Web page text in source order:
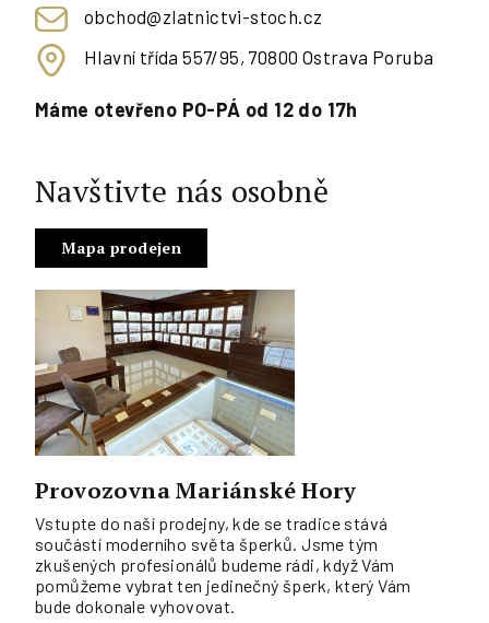
obchod@zlatnictvi-stoch.cz
Hlavní třída 557/95, 70800 Ostrava Poruba
Máme otevřeno PO-PÁ od 12 do 17h
Navštivte nás osobně
Mapa prodejen
Provozovna Mariánské Hory
Vstupte do naší prodejny, kde se tradice stává
součástí moderního světa šperků. Jsme tým
zkušených profesionálů budeme rádi, když Vám
pomůžeme vybrat ten jedinečný šperk, který Vám
bude dokonale vyhovovat.